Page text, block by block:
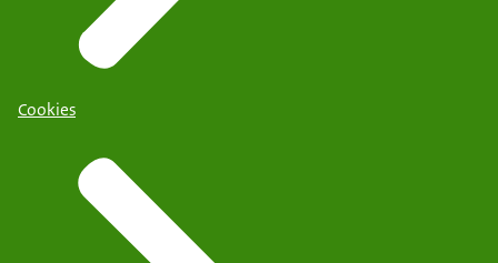
Cookies